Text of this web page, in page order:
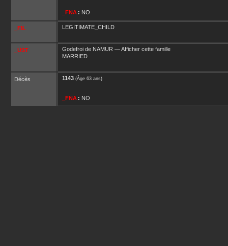
_FNA : NO
_FIL LEGITIMATE_CHILD
_UST Godefroi de NAMUR —Afficher cette famille
MARRIED
Décès 1143 (Âge 63 ans)
_FNA : NO